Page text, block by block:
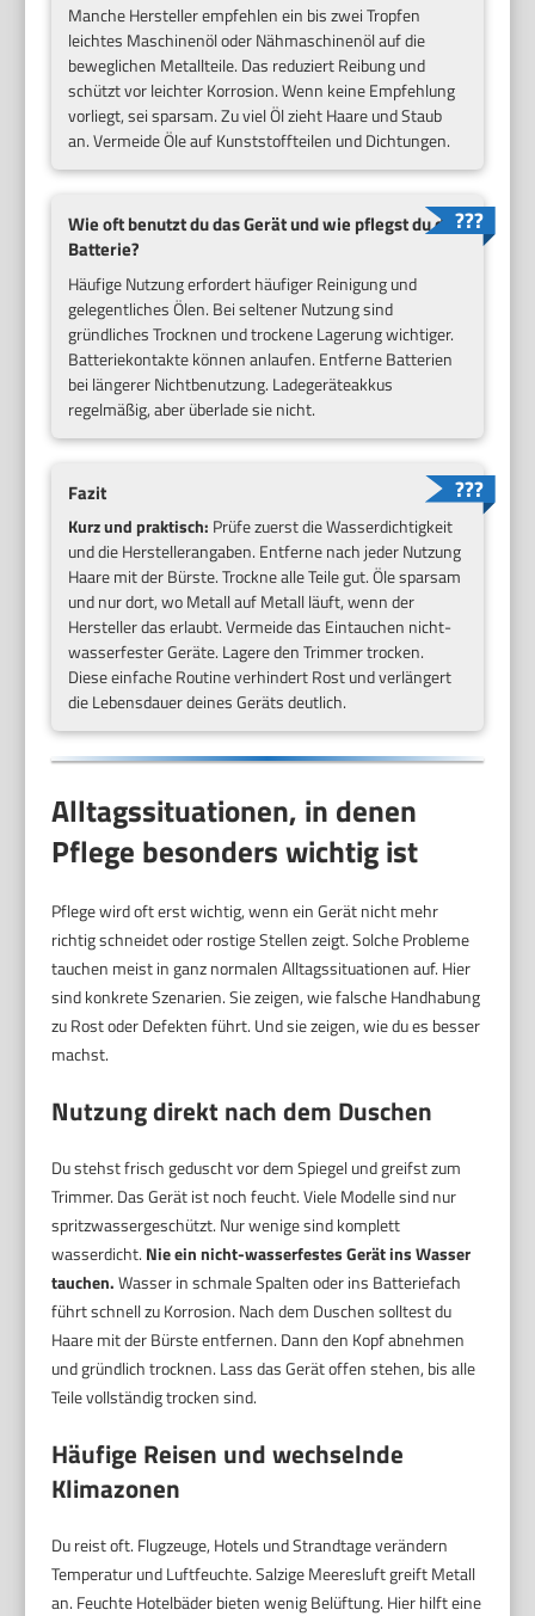
Manche Hersteller empfehlen ein bis zwei Tropfen
leichtes Maschinenöl oder Nähmaschinenöl auf die
beweglichen Metallteile. Das reduziert Reibung und
schützt vor leichter Korrosion. Wenn keine Empfehlung
vorliegt, sei sparsam. Zu viel Öl zieht Haare und Staub
an. Vermeide Öle auf Kunststoffteilen und Dichtungen.
Wie oft benutzt du das Gerät und wie pflegst du die
Batterie?
Häufige Nutzung erfordert häufiger Reinigung und
gelegentliches Ölen. Bei seltener Nutzung sind
gründliches Trocknen und trockene Lagerung wichtiger.
Batteriekontakte können anlaufen. Entferne Batterien
bei längerer Nichtbenutzung. Ladegeräteakkus
regelmäßig, aber überlade sie nicht.
Fazit
Kurz und praktisch: Prüfe zuerst die Wasserdichtigkeit
und die Herstellerangaben. Entferne nach jeder Nutzung
Haare mit der Bürste. Trockne alle Teile gut. Öle sparsam
und nur dort, wo Metall auf Metall läuft, wenn der
Hersteller das erlaubt. Vermeide das Eintauchen nicht-
wasserfester Geräte. Lagere den Trimmer trocken.
Diese einfache Routine verhindert Rost und verlängert
die Lebensdauer deines Geräts deutlich.
Alltagssituationen, in denen
Pflege besonders wichtig ist
Pflege wird oft erst wichtig, wenn ein Gerät nicht mehr
richtig schneidet oder rostige Stellen zeigt. Solche Probleme
tauchen meist in ganz normalen Alltagssituationen auf. Hier
sind konkrete Szenarien. Sie zeigen, wie falsche Handhabung
zu Rost oder Defekten führt. Und sie zeigen, wie du es besser
machst.
Nutzung direkt nach dem Duschen
Du stehst frisch geduscht vor dem Spiegel und greifst zum
Trimmer. Das Gerät ist noch feucht. Viele Modelle sind nur
spritzwassergeschützt. Nur wenige sind komplett
wasserdicht. Nie ein nicht-wasserfestes Gerät ins Wasser
tauchen.Wasser in schmale Spalten oder ins Batteriefach
führt schnell zu Korrosion. Nach dem Duschen solltest du
Haare mit der Bürste entfernen. Dann den Kopf abnehmen
und gründlich trocknen. Lass das Gerät offen stehen, bis alle
Teile vollständig trocken sind.
Häufige Reisen und wechselnde
Klimazonen
Du reist oft. Flugzeuge, Hotels und Strandtage verändern
Temperatur und Luftfeuchte. Salzige Meeresluft greift Metall
an. Feuchte Hotelbäder bieten wenig Belüftung. Hier hilft eine